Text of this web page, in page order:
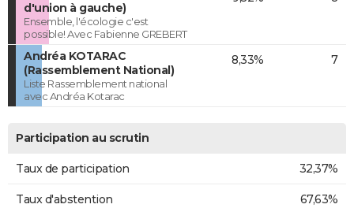
d'union à gauche)
Ensemble, l'écologie c'est
possible! Avec Fabienne GREBERT
Andréa KOTARAC
(Rassemblement National)
Liste Rassemblement national
avec Andréa Kotarac
8,33% 7
Participation au scrutin
Taux de participation 32,37%
Taux d'abstention 67,63%